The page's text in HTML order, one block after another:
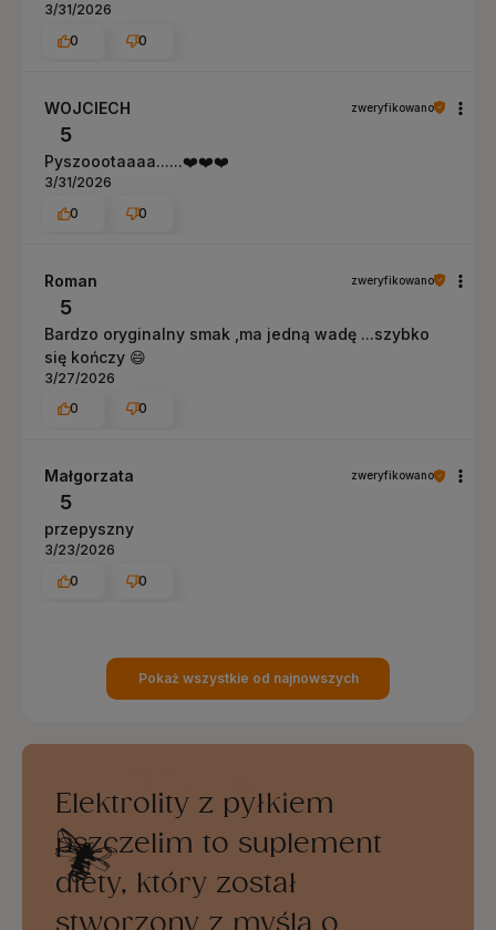
3/31/2026
0
0
WOJCIECH zweryfikowano
5
Pyszoootaaaa......❤️❤️❤️
3/31/2026
0
0
Roman zweryfikowano
5
Bardzo oryginalny smak ,ma jedną wadę ...szybko
się kończy 😄
3/27/2026
0
0
Małgorzata zweryfikowano
5
przepyszny
3/23/2026
0
0
Pokaż wszystkie od najnowszych
Elektrolity z pyłkiem
pszczelim to suplement
diety, który został
stworzony z myślą o